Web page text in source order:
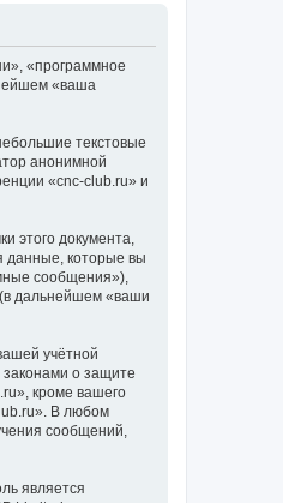
«программное
«ваша
текстовые
анонимной
«cnc-club.ru» и
этого документа,
данные, которые вы
сообщения»),
дальнейшем «ваши
учётной
о защите
кроме вашего
В любом
сообщений,
является